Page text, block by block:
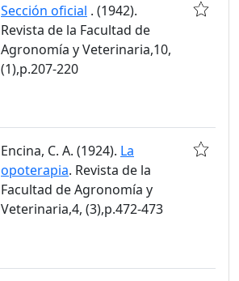
Sección oficial . (1942).
Revista de la Facultad de
Agronomía y Veterinaria,10,
(1),p.207-220
Encina, C. A. (1924). La
opoterapia. Revista de la
Facultad de Agronomía y
Veterinaria,4, (3),p.472-473